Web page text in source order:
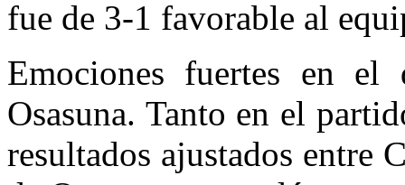
fue de 3-1 favorable al
Emociones fuertes en
Osasuna. Tanto en el
resultados ajustados entre